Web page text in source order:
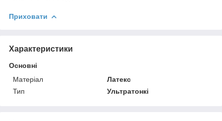
Приховати
Характеристики
Основні
Матеріал
Латекс
Тип
Ультратонкі